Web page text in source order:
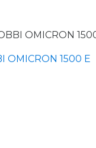
OMICRON